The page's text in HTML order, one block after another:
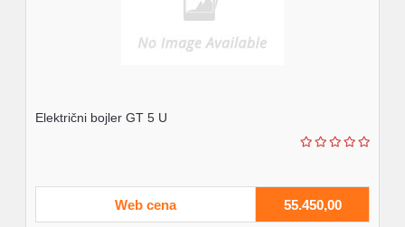
Električni bojler GT 5 U
Web cena 55.450,00